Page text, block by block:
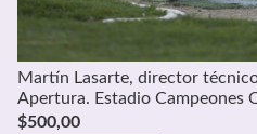
Martín Lasarte, director
Apertura. Estadio Campeones
$500,00